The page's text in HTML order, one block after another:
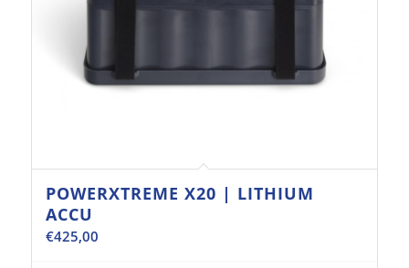
POWERXTREME X20 | LITHIUM
ACCU
€425,00